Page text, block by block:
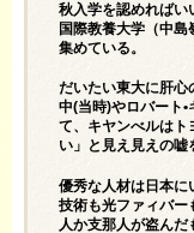
秋入学を認めればい
国際教養大学（中
集めている。
だいたい東大に肝心
中(当時)やロバート
て、キヤンべルはト
い」と見え見えの嘘
優秀な人材は日本に
技術も光ファィバー
人か支那人が盗ん